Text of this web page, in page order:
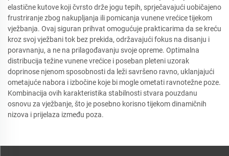
elastične kutove koji čvrsto drže jogu tepih, sprječavajući uobičajeno
frustriranje zbog nakupljanja ili pomicanja vunene vrećice tijekom
vježbanja. Ovaj siguran prihvat omogućuje prakticarima da se kreću
kroz svoj vježbani tok bez prekida, održavajući fokus na disanju i
poravnanju, a ne na prilagođavanju svoje opreme. Optimalna
distribucija težine vunene vrećice i poseban pleteni uzorak
doprinose njenom sposobnosti da leži savršeno ravno, uklanjajući
ometajuće nabora i izbočine koje bi mogle ometati ravnotežne poze.
Kombinacija ovih karakteristika stabilnosti stvara pouzdanu
osnovu za vježbanje, što je posebno korisno tijekom dinamičnih
nizova i prijelaza između poza.